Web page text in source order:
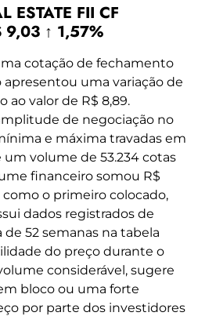
ESTATE FII CF
9,03 ↑ 1,57%
cotação de fechamento
apresentou uma variação de
ao valor de R$ 8,89.
de negociação no
e máxima travadas em
um volume de 53.234 cotas
financeiro somou R$
como o primeiro colocado,
dados registrados de
52 semanas na tabela
do preço durante o
considerável, sugere
bloco ou uma forte
por parte dos investidores